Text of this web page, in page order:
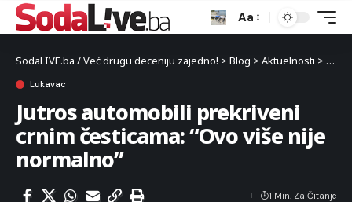
Aa
SodaLIVE.ba / Već drugu deceniju zajedno! > Blog > Aktuelnosti >
Lukavac
Jutros automobili prekriveni
crnim česticama: “Ovo više nije
normalno”
1 Min. Za Čitanje